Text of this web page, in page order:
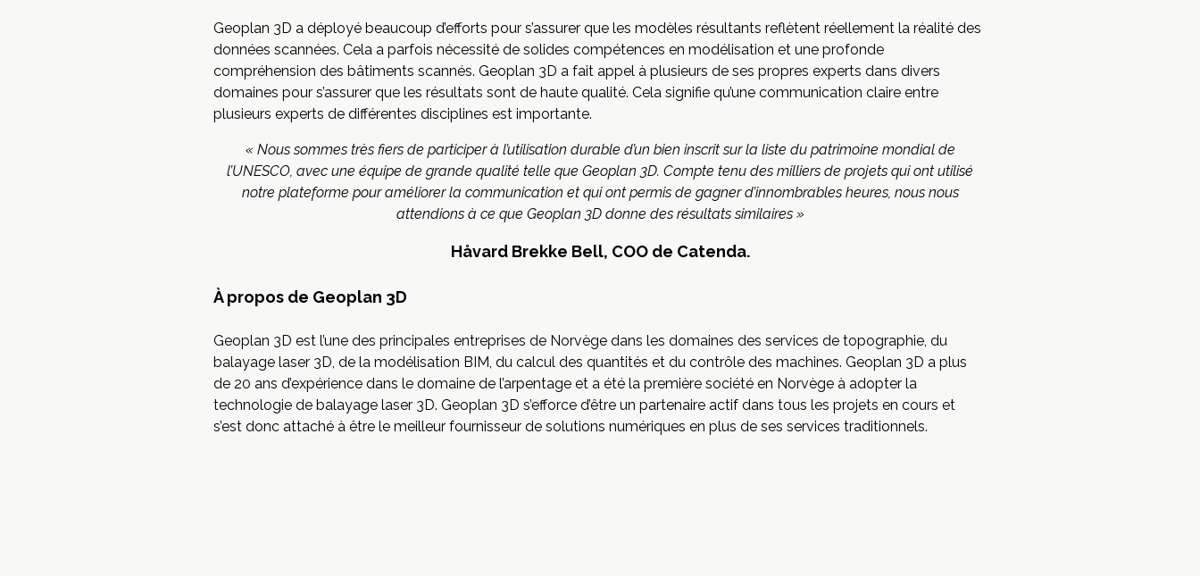
Geoplan 3D a déployé beaucoup d’efforts pour s’assurer que les modèles résultants reflètent réellement la réalité des
données scannées. Cela a parfois nécessité de solides compétences en modélisation et une profonde
compréhension des bâtiments scannés. Geoplan 3D a fait appel à plusieurs de ses propres experts dans divers
domaines pour s’assurer que les résultats sont de haute qualité. Cela signifie qu’une communication claire entre
plusieurs experts de différentes disciplines est importante.
« Nous sommes très fiers de participer à l’utilisation durable d’un bien inscrit sur la liste du patrimoine mondial de
l’UNESCO, avec une équipe de grande qualité telle que Geoplan 3D. Compte tenu des milliers de projets qui ont utilisé
notre plateforme pour améliorer la communication et qui ont permis de gagner d’innombrables heures, nous nous
attendions à ce que Geoplan 3D donne des résultats similaires »
Håvard Brekke Bell, COO de Catenda.
À propos de Geoplan 3D
Geoplan 3D est l’une des principales entreprises de Norvège dans les domaines des services de topographie, du
balayage laser 3D, de la modélisation BIM, du calcul des quantités et du contrôle des machines. Geoplan 3D a plus
de 20 ans d’expérience dans le domaine de l’arpentage et a été la première société en Norvège à adopter la
technologie de balayage laser 3D. Geoplan 3D s’efforce d’être un partenaire actif dans tous les projets en cours et
s’est donc attaché à être le meilleur fournisseur de solutions numériques en plus de ses services traditionnels.